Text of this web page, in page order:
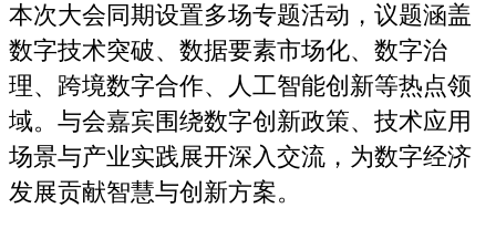
本次大会同期设置多场专题活动，议题涵盖
数字技术突破、数据要素市场化、数字治
理、跨境数字合作、人工智能创新等热点领
域。与会嘉宾围绕数字创新政策、技术应用
场景与产业实践展开深入交流，为数字经济
发展贡献智慧与创新方案。